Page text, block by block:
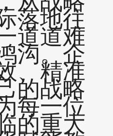
落地往
道道难
沟。企
、精准
的战略
每一位
的重大